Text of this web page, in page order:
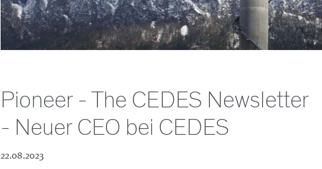
Pioneer - The CEDES Newsletter
- Neuer CEO bei CEDES
22.08.2023